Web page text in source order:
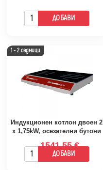
ДОБАВИ
1 - 2 седмици
Индукционен котлон двоен 2
х 1,75kW, осезателни бутони
1541.55 €
ДОБАВИ